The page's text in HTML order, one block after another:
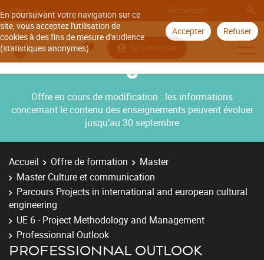
En poursuivant votre navigation sur ce
site, vous acceptez l'utilisation de
cookies à des fins de mesure d'audience
(statistiques anonymes).
Accepter Refuser
Aller à
Se connecter
Offre en cours de modification : les informations
concernant le contenu des enseignements peuvent évoluer
jusqu’au 30 septembre
Accueil Offre de formation
Master
Master Culture et communication
Parcours Projects in international and european cultural
engineering
UE 6 - Project Methodology and Management
Professionnal Outlook
PROFESSIONNAL OUTLOOK